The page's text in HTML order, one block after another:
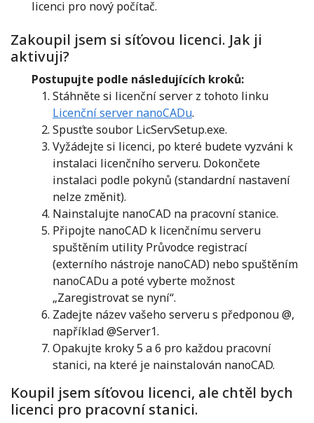
licenci pro nový počítač.
Zakoupil jsem si síťovou licenci. Jak ji
aktivuji?
Postupujte podle následujících kroků:
Stáhněte si licenční server z tohoto linku
Licenční server nanoCADu.
Spusťte soubor LicServSetup.exe.
Vyžádejte si licenci, po které budete vyzváni k
instalaci licenčního serveru. Dokončete
instalaci podle pokynů (standardní nastavení
nelze změnit).
Nainstalujte nanoCAD na pracovní stanice.
Připojte nanoCAD k licenčnímu serveru
spuštěním utility Průvodce registrací
(externího nástroje nanoCAD) nebo spuštěním
nanoCADu a poté vyberte možnost
„Zaregistrovat se nyní“.
Zadejte název vašeho serveru s předponou @,
například @Server1.
Opakujte kroky 5 a 6 pro každou pracovní
stanici, na které je nainstalován nanoCAD.
Koupil jsem síťovou licenci, ale chtěl bych
licenci pro pracovní stanici.